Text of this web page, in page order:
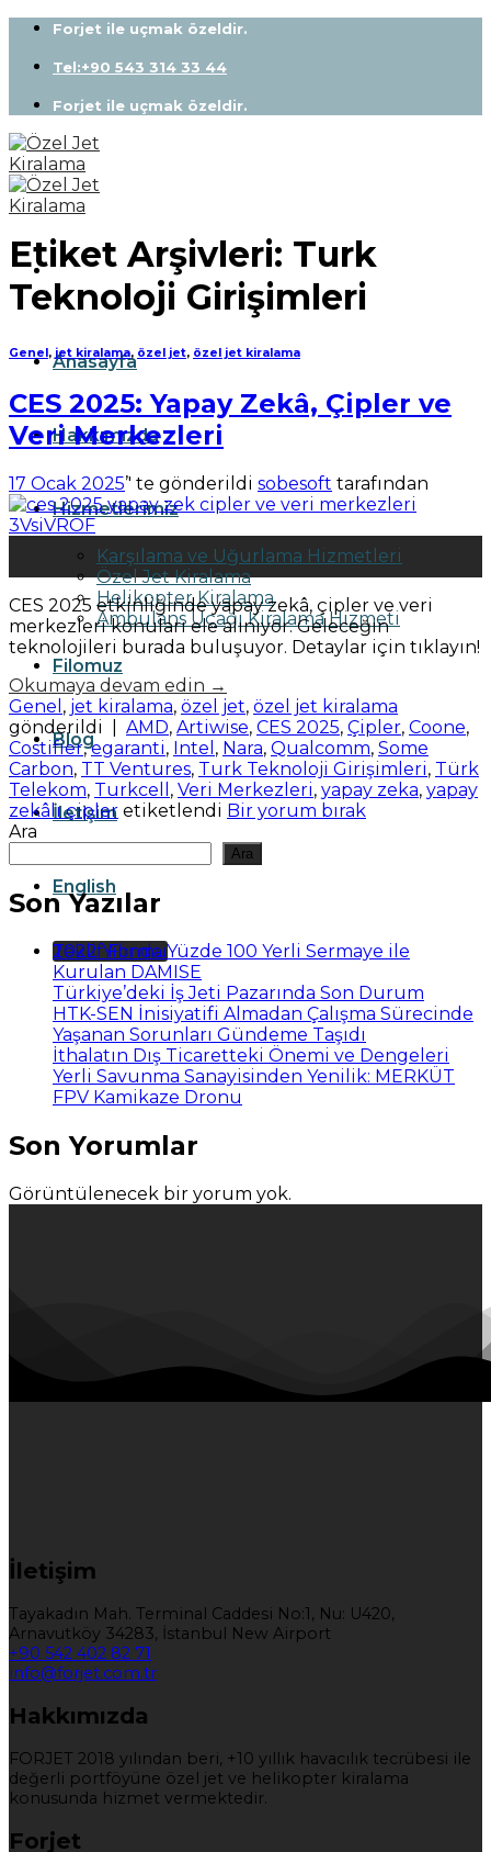
Skip
content
Forjet ile uçmak özeldir.
Tel:+90 543 314 33 44
Forjet ile uçmak özeldir.
Anasayfa
Hakkımızda
Hizmetlerimiz
Karşılama ve Uğurlama Hizmetleri
Özel Jet Kiralama
Helikopter Kiralama
Ambulans Uçağı Kiralama Hizmeti
Filomuz
Blog
İletişim
English
Teklif Formu
Etiket Arşivleri: Turk
Teknoloji Girişimleri
Genel , jet kiralama, özel jet, özel jet kiralama
CES 2025: Yapay Zekâ, Çipler ve
Veri Merkezleri
17 Ocak 2025’' te gönderildi sobesoft tarafından
CES 2025 etkinliğinde yapay zekâ, çipler ve veri
merkezleri konuları ele alınıyor. Geleceğin
teknolojileri burada buluşuyor. Detaylar için tıklayın!
Okumaya devam edin →
Genel , jet kiralama, özel jet, özel jet kiralama
gönderildi
AMD, Artiwise, CES 2025, Çipler, Coone,
Costifier,egaranti, Intel , Nara, Qualcomm, Some
Carbon, TT Ventures, Turk Teknoloji Girişimleri, Türk
Telekom, Turkcell , Veri Merkezleri, yapay zeka, yapay
zekâlı çipler etiketlendi Bir yorum bırak
Ara
Ara
Son Yazılar
2022 Yılında Yüzde 100 Yerli Sermaye ile
Kurulan DAMISE
Türkiye’deki İş Jeti Pazarında Son Durum
HTK-SEN İnisiyatifi Almadan Çalışma Sürecinde
Yaşanan Sorunları Gündeme Taşıdı
İthalatın Dış Ticaretteki Önemi ve Dengeleri
Yerli Savunma Sanayisinden Yenilik: MERKÜT
FPV Kamikaze Dronu
Son Yorumlar
Görüntülenecek bir yorum yok.
İletişim
Tayakadın Mah. Terminal Caddesi No:1, Nu: U420,
Arnavutköy 34283, İstanbul New Airport
+90 542 402 82 71
info@forjet.com.tr
Hakkımızda
FORJET 2018 yılından beri, +10 yıllık havacılık tecrübesi ile
değerli portföyüne özel jet ve helikopter kiralama
konusunda hizmet vermektedir.
Forjet